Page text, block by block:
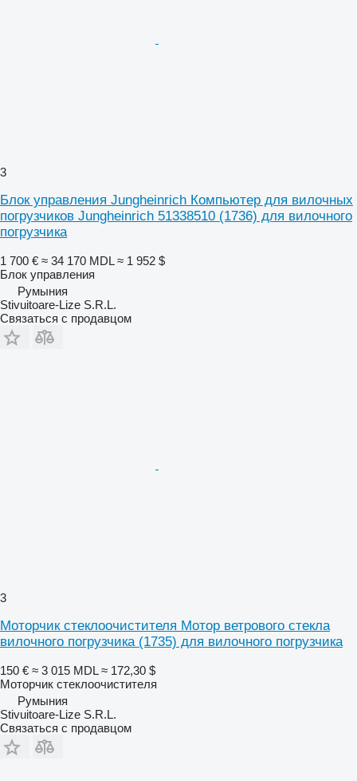
3
Блок управления Jungheinrich Компьютер для вилочных
погрузчиков Jungheinrich 51338510 (1736) для вилочного
погрузчика
1 700 € ≈ 34 170 MDL ≈ 1 952 $
Блок управления
Румыния
Stivuitoare-Lize S.R.L.
Связаться с продавцом
3
Моторчик стеклоочистителя Мотор ветрового стекла
вилочного погрузчика (1735) для вилочного погрузчика
150 € ≈ 3 015 MDL ≈ 172,30 $
Моторчик стеклоочистителя
Румыния
Stivuitoare-Lize S.R.L.
Связаться с продавцом